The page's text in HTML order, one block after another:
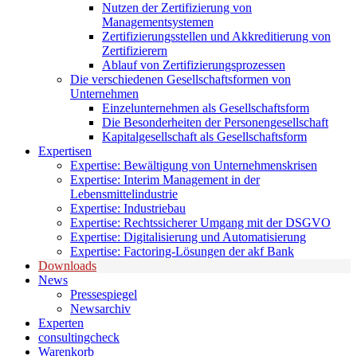
Nutzen der Zertifizierung von
Managementsystemen
Zertifizierungsstellen und Akkreditierung von
Zertifizierern
Ablauf von Zertifizierungsprozessen
Die verschiedenen Gesellschaftsformen von
Unternehmen
Einzelunternehmen als Gesellschaftsform
Die Besonderheiten der Personengesellschaft
Kapitalgesellschaft als Gesellschaftsform
Expertisen
Expertise: Bewältigung von Unternehmenskrisen
Expertise: Interim Management in der
Lebensmittelindustrie
Expertise: Industriebau
Expertise: Rechtssicherer Umgang mit der DSGVO
Expertise: Digitalisierung und Automatisierung
Expertise: Factoring-Lösungen der akf Bank
Downloads
News
Pressespiegel
Newsarchiv
Experten
consultingcheck
Warenkorb